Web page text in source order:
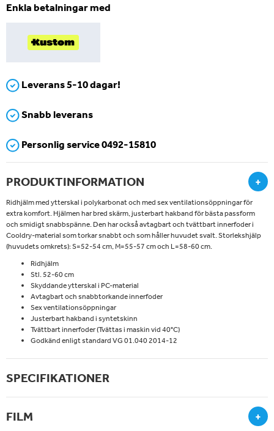
Enkla betalningar med
Leverans 5-10 dagar!
Snabb leverans
Personlig service 0492-15810
PRODUKTINFORMATION +
Ridhjälm med ytterskal i polykarbonat och med sex ventilationsöppningar för
extra komfort. Hjälmen har bred skärm, justerbart hakband för bästa passform
och smidigt snabbspänne. Den har också avtagbart och tvättbart innerfoder i
Cooldry-material som torkar snabbt och som håller huvudet svalt. Storlekshjälp
(huvudets omkrets): S=52-54 cm, M=55-57 cm och L=58-60 cm.
Ridhjälm
Stl. 52-60 cm
Skyddande ytterskal i PC-material
Avtagbart och snabbtorkande innerfoder
Sex ventilationsöppningar
Justerbart hakband i syntetskinn
Tvättbart innerfoder (Tvättas i maskin vid 40°C)
Godkänd enligt standard VG 01.040 2014-12
SPECIFIKATIONER
FILM +